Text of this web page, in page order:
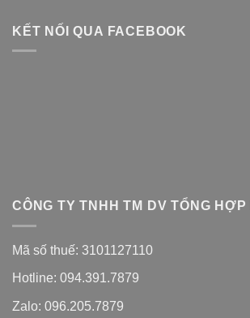
KẾT NỐI QUA FACEBOOK
CÔNG TY TNHH TM DV TỔNG HỢP
Mã số thuế: 3101127110
Hotline: 094.391.7879
Zalo: 096.205.7879